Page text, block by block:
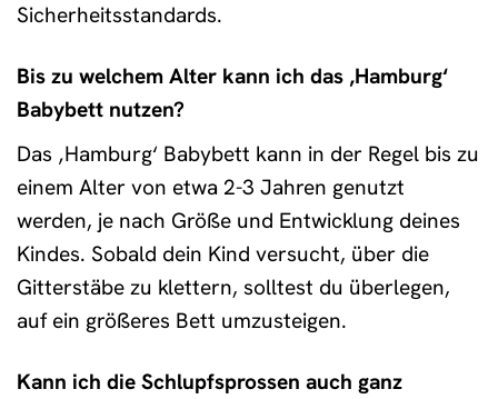
Sicherheitsstandards.
Bis zu welchem Alter kann ich das ‚Hamburg‘
Babybett nutzen?
Das ‚Hamburg‘ Babybett kann in der Regel bis zu
einem Alter von etwa 2-3 Jahren genutzt
werden, je nach Größe und Entwicklung deines
Kindes. Sobald dein Kind versucht, über die
Gitterstäbe zu klettern, solltest du überlegen,
auf ein größeres Bett umzusteigen.
Kann ich die Schlupfsprossen auch ganz